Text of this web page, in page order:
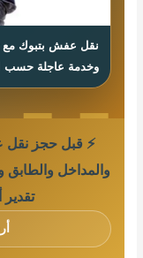
نقل عفش بتبوك مع
وخدمة عاجلة حسب
⚡ قبل حجز
والمداخل